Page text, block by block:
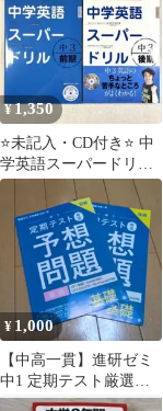
¥1,350
⭐️未記入・CD付き⭐️ 中
学英語スーパードリル
中3 前期編・後期編
¥ 1,000
​【中高一貫】進研ゼミ
中1 定期テスト厳選予
想問題 英語 基礎 前後